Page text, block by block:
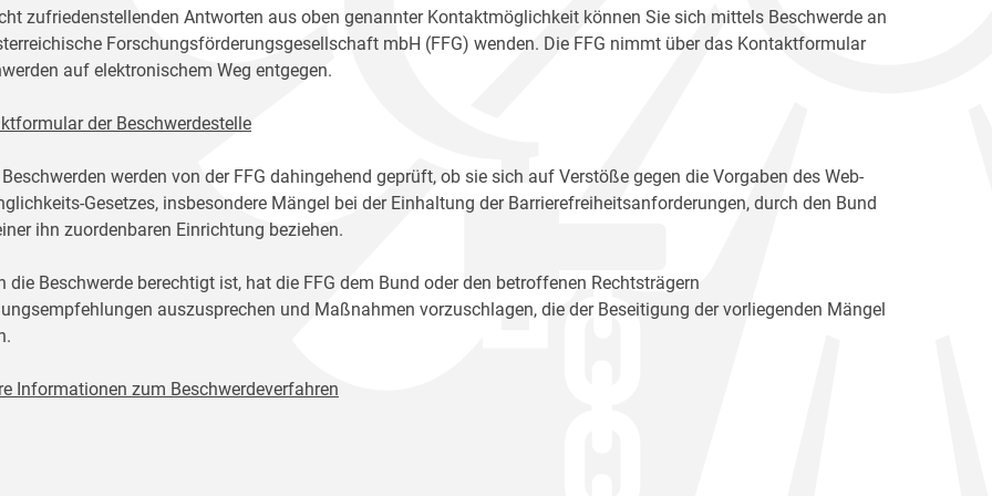
zufriedenstellenden Antworten aus oben genannter Kontaktmöglichkeit können Sie sich mittels Beschwerde an
Forschungsförderungsgesellschaft mbH (FFG) wenden. Die FFG nimmt über das Kontaktformular
auf elektronischem Weg entgegen.
der Beschwerdestelle
werden von der FFG dahingehend geprüft, ob sie sich auf Verstöße gegen die Vorgaben des Web-
Gesetzes, insbesondere Mängel bei der Einhaltung der Barrierefreiheitsanforderungen, durch den Bund
ihn zuordenbaren Einrichtung beziehen.
die Beschwerde berechtigt ist, hat die FFG dem Bund oder den betroffenen Rechtsträgern
auszusprechen und Maßnahmen vorzuschlagen, die der Beseitigung der vorliegenden Mängel
Informationen zum Beschwerdeverfahren